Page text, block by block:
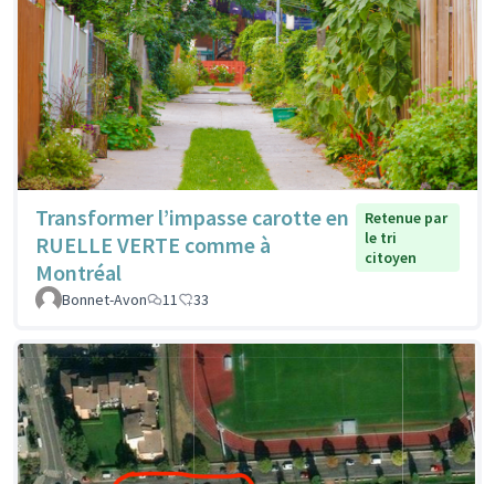
Transformer l’impasse carotte en
RUELLE VERTE comme à
Montréal
Retenue par
le tri
citoyen
Bonnet-Avon 11 33